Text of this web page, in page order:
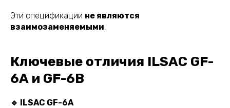
Эти спецификации не являются
взаимозаменяемыми.
Ключевые отличия ILSAC GF-
6A и GF-6B
🔹 ILSAC GF-6A